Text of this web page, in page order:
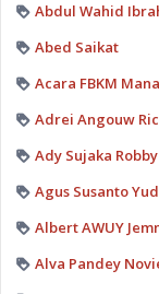
Abdul Wahid
Abed Saikat
Acara FBKM
Adrei Angouw
Ady Sujaka
Agus Susanto
Albert AWUY
Alva Pandey